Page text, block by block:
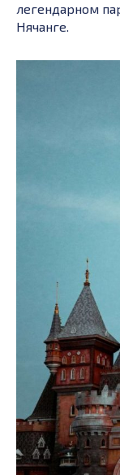
легендарном
Нячанге.